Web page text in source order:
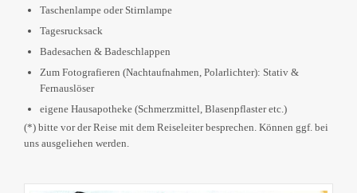
Taschenlampe oder Stirnlampe
Tagesrucksack
Badesachen & Badeschlappen
Zum Fotografieren (Nachtaufnahmen, Polarlichter): Stativ &
Fernauslöser
eigene Hausapotheke (Schmerzmittel, Blasenpflaster etc.)
(*) bitte vor der Reise mit dem Reiseleiter besprechen. Können ggf. bei
uns ausgeliehen werden.